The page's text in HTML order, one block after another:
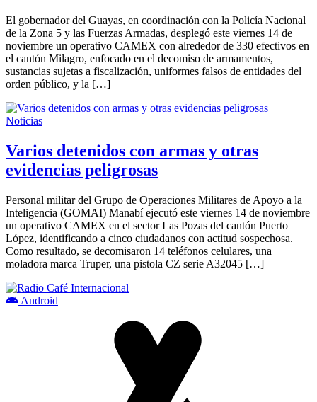
El gobernador del Guayas, en coordinación con la Policía Nacional
de la Zona 5 y las Fuerzas Armadas, desplegó este viernes 14 de
noviembre un operativo CAMEX con alrededor de 330 efectivos en
el cantón Milagro, enfocado en el decomiso de armamentos,
sustancias sujetas a fiscalización, uniformes falsos de entidades del
orden público, y la […]
Noticias
Varios detenidos con armas y otras
evidencias peligrosas
Personal militar del Grupo de Operaciones Militares de Apoyo a la
Inteligencia (GOMAI) Manabí ejecutó este viernes 14 de noviembre
un operativo CAMEX en el sector Las Pozas del cantón Puerto
López, identificando a cinco ciudadanos con actitud sospechosa.
Como resultado, se decomisaron 14 teléfonos celulares, una
moladora marca Truper, una pistola CZ serie A32045 […]
Android